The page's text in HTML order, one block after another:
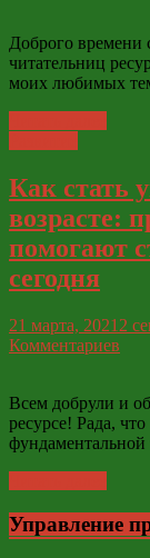
Доброго времени
читательниц
моих любимых
Как стать
возрасте:
помогают
сегодня
21 марта, 2021 2
Комментариев
Всем добрули и
ресурсе! Рада,
фундаментальной
Управление